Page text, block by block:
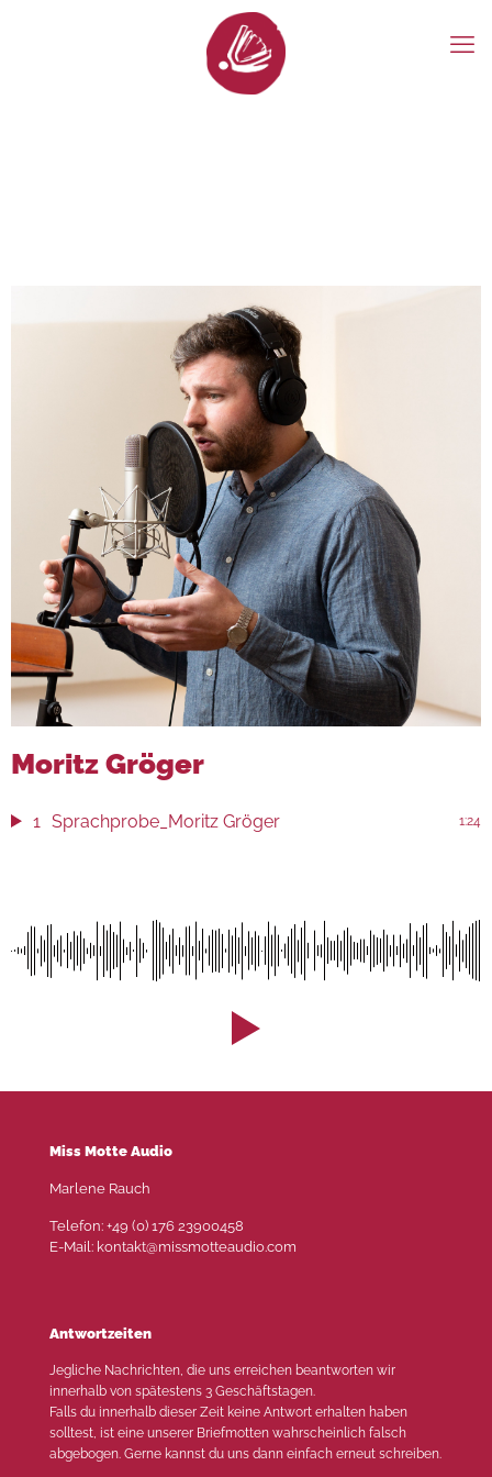
Moritz Gröger
1 Sprachprobe_Moritz Gröger 1:24
Miss Motte Audio
Marlene Rauch
Telefon: +49 (0) 176 23900458
E-Mail: kontakt@missmotteaudio.com
Antwortzeiten
Jegliche Nachrichten, die uns erreichen beantworten wir
innerhalb von spätestens 3 Geschäftstagen.
Falls du innerhalb dieser Zeit keine Antwort erhalten haben
solltest, ist eine unserer Briefmotten wahrscheinlich falsch
abgebogen. Gerne kannst du uns dann einfach erneut schreiben.